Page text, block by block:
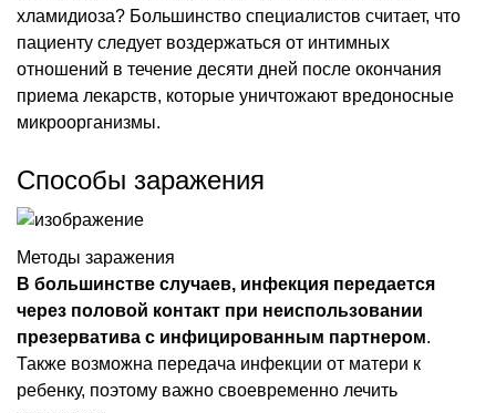
хламидиоза? Большинство специалистов считает, что
пациенту следует воздержаться от интимных
отношений в течение десяти дней после окончания
приема лекарств, которые уничтожают вредоносные
микроорганизмы.
Способы заражения
Методы заражения
В большинстве случаев, инфекция передается
через половой контакт при неиспользовании
презерватива с инфицированным партнером.
Также возможна передача инфекции от матери к
ребенку, поэтому важно своевременно лечить